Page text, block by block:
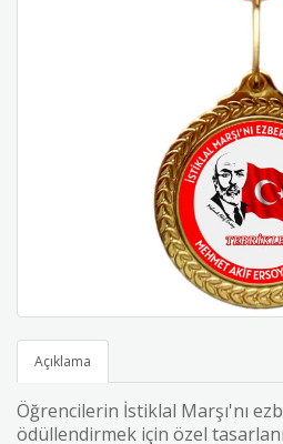
Açıklama
Öğrencilerin İstiklal Marşı'nı
ödüllendirmek için özel